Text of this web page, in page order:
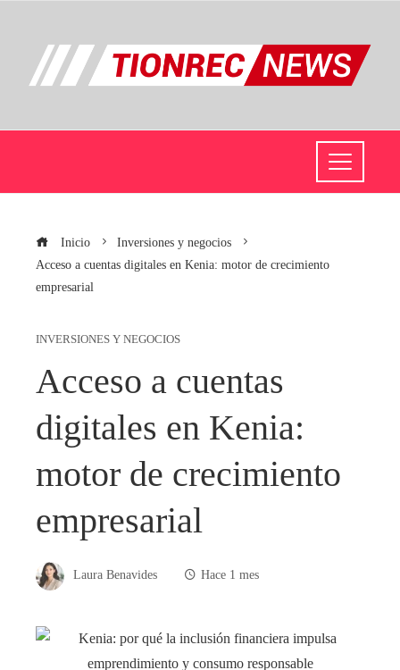
Inicio
Inversiones y negocios
Acceso a cuentas digitales en Kenia: motor de crecimiento
empresarial
INVERSIONES Y NEGOCIOS
Acceso a cuentas
digitales en Kenia:
motor de crecimiento
empresarial
Laura Benavides Hace 1 mes